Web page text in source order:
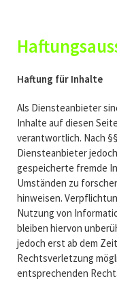
Haftung für Inhalte
Als Diensteanbieter
Inhalte auf diesen
verantwortlich. Nach
Diensteanbieter
gespeicherte fremde
Umständen zu
hinweisen.
Nutzung von
bleiben hiervon
jedoch erst ab dem
Rechtsverletzung
entsprechenden